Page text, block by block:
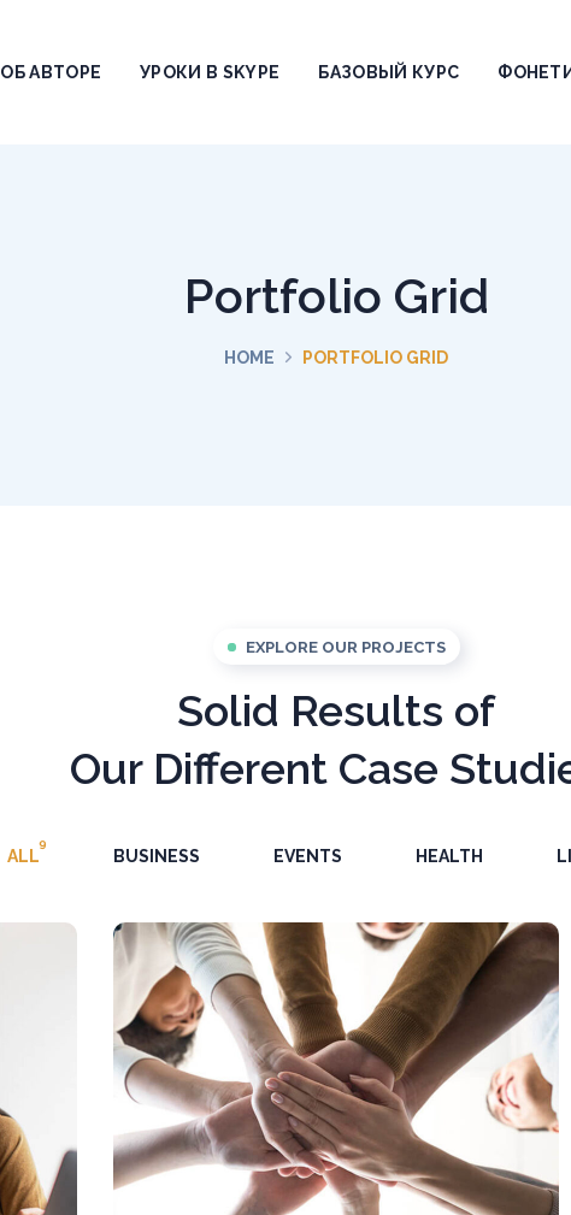
ОБ АВТОРЕ УРОКИ В SKYPE БАЗОВЫЙ КУРС
Portfolio Grid
HOME PORTFOLIO GRID
EXPLORE OUR PROJECTS
Solid Results of
Our Different Case
ALL
9
BUSINESS EVENTS HEALTH